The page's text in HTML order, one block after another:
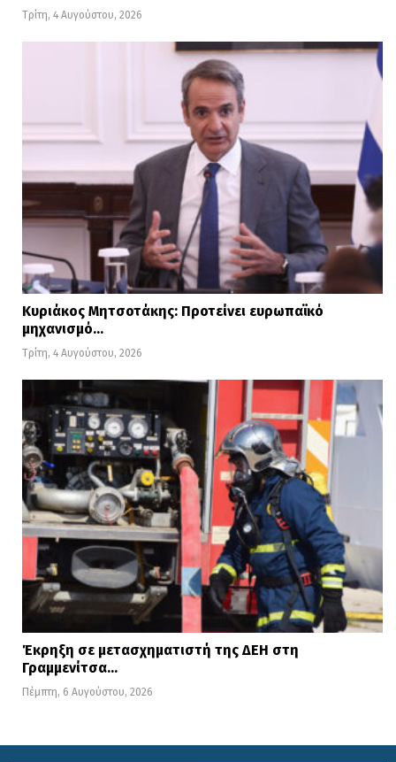
Τρίτη, 4 Αυγούστου, 2026
Κυριάκος Μητσοτάκης: Προτείνει ευρωπαϊκό
μηχανισμό…
Τρίτη, 4 Αυγούστου, 2026
Έκρηξη σε μετασχηματιστή της ΔΕΗ στη
Γραμμενίτσα…
Πέμπτη, 6 Αυγούστου, 2026